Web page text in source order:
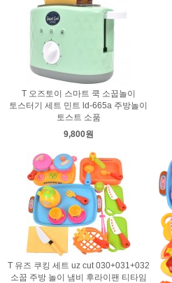
T 오즈토이 스마트 쿡 소꿉놀이
토스터기 세트 민트 ld-665a 주방놀이
토스트 소품
9,800원
T 유즈 쿠킹 세트 uz cut 030+031+032
소꿉 주방 놀이 냄비 후라이팬 티타임